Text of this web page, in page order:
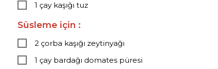
1 çay kaşığı tuz
Süsleme için :
2 çorba kaşığı zeytinyağı
1 çay bardağı domates püresi